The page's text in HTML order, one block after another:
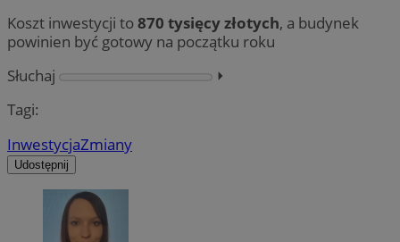
Koszt inwestycji to870 tysięcy złotych, a budynek
powinien być gotowy na początku roku
Słuchaj
⏵︎
Tagi:
InwestycjaZmiany
Udostępnij